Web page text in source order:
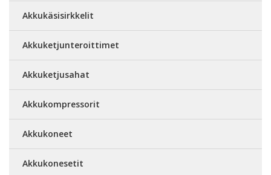
Akkukäsisirkkelit
Akkuketjunteroittimet
Akkuketjusahat
Akkukompressorit
Akkukoneet
Akkukonesetit